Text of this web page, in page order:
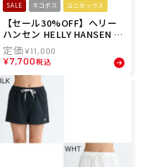
SALE ネコポス ユニセックス
【セール30%OFF】ヘリー
ハンセン HELLY HANSEN ユ
ニセックス バスクミッドシ
ョーツ BASK MID SHORTS
ショートパンツ ハーフパン
ツ HOE22625-CM 26SS 春
夏
¥11,000
¥7,700税込